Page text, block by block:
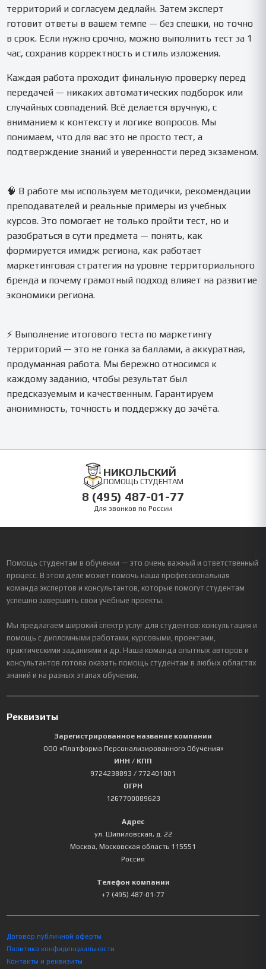
территорий и согласуем дедлайн. Затем эксперт
готовит ответы в вашем темпе — без спешки, но точно
в срок. Если нужно срочно, можно выполнить тест за 1
час, сохранив корректность и стиль изложения.
Каждая работа проходит финальную проверку перед
передачей — никаких автоматических подборок или
случайных совпадений. Всё делается вручную, с
вниманием к контексту и логике вопросов. Мы
понимаем, что для вас это не просто тест, а
подтверждение знаний и уверенности перед экзаменом.
🧠 В работе мы используем методички, рекомендации
преподавателей и реальные примеры из учебных
курсов. Это помогает не только пройти тест, но и
разобраться в сути предмета — понять, как
формируется имидж региона, как работает
маркетинговая стратегия на уровне территориального
бренда и почему грамотный подход влияет на развитие
экономики региона.
⚡ Выполнение итогового теста по маркетингу
территорий — это не гонка за баллами, а аккуратная,
продуманная работа. Мы бережно относимся к
каждому заданию, чтобы результат был
предсказуемым и качественным. Гарантируем
анонимность, точность и поддержку до зачёта.
НИКОЛЬСКИЙ
ПОМОЩЬ СТУДЕНТАМ
8 (495) 487-01-77
Для звонков по России
Помощь студентам в обучении — это очень важный и ответственный
процесс. В этом деле может помочь наша профессиональная
команда экспертов и консультантов, которые помогут студентам
успешно завершить свои учебные проекты.
Мы предлагаем широкий спектр услуг для студентов: консультация и
помощь с дипломными работами, курсовыми, проектами,
практическими заданиями и др. Наша команда опытных авторов и
консультантов готова оказать помощь студентам в любых областях
знаний и на разных этапах обучения.
Реквизиты
Зарегистрированное название компании
ООО «Платформа Персонализированного Обучения»
ИНН / КПП
9724238893 / 772401001
ОГРН
1267700089623
Адрес
ул. Шипиловская, д. 22
Москва, Московская область 115551
Россия
Телефон компании
+7 (495) 487-01-77
Договор публичной оферты
Политика конфиденциальности
Контакты и реквизиты